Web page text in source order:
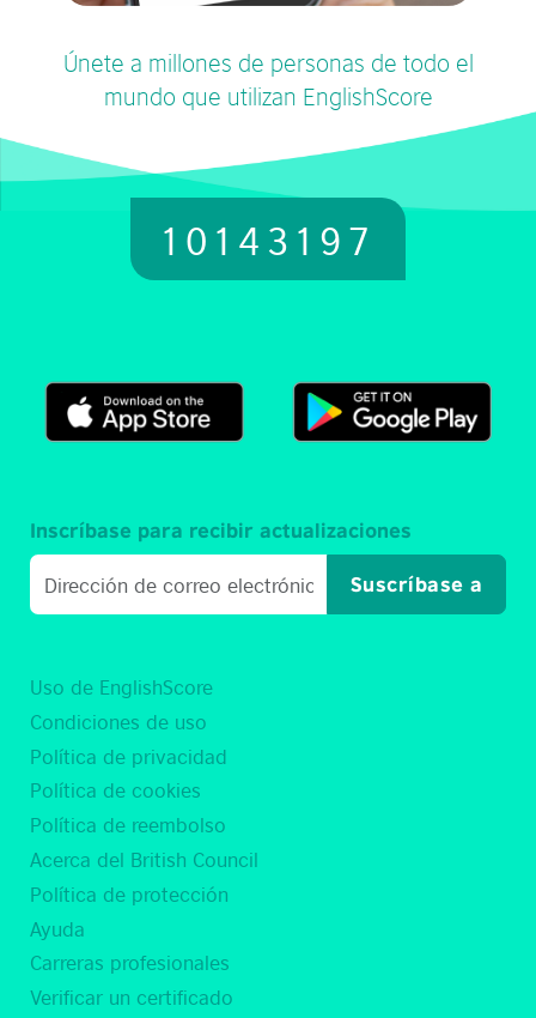
Únete a millones de personas de todo el
mundo que utilizan EnglishScore
10143197
Uso de EnglishScore
Condiciones de uso
Política de privacidad
Política de cookies
Política de reembolso
Acerca del British Council
Política de protección
Ayuda
Carreras profesionales
Verificar un certificado
Inscríbase para recibir actualizaciones
Suscríbase a